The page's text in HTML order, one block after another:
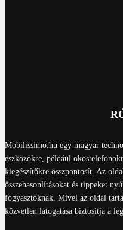
Mobilissimo.hu egy magyar
eszközökre, például
kiegészítőkre összpontosít. Az
összehasonlításokat és tippeket
fogyasztóknak. Mivel az oldal
közvetlen látogatása biztosítja a